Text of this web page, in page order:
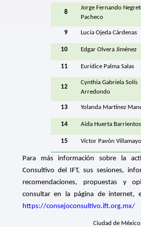
8
Jorge Fernando
Pacheco
9 Lucía Ojeda Cárdenas
10 Edgar Olvera Jiménez
11 Eurídice Palma Salas
12
Cynthia Gabriela Solís
Arredondo
13 Yolanda Martínez
14 Aida Huerta Barrientos
15 Víctor Pavón
Para más información sobre la
Consultivo del IFT, sus sesiones,
recomendaciones, propuestas y
consultar en la página de internet,
https://consejoconsultivo.ift.org.mx/
Ciudad de